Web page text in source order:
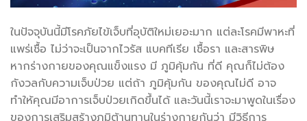
ในปัจจุบันนี้มีโรคภัยไข้เจ็บที่อุบัติใหม่เยอะมาก แต่ละโรคมีพาหะที่
แพร่เชื้อ ไม่ว่าจะเป็นจากไวรัส แบคทีเรีย เชื้อรา และสารพิษ
หากร่างกายของคุณแข็งแรง มี ภูมิคุ้มกัน ที่ดี คุณก็ไม่ต้อง
กังวลกับความเจ็บป่วย แต่ถ้า ภูมิคุ้มกัน ของคุณไม่ดี อาจ
ทำให้คุณมีอาการเจ็บป่วยเกิดขึ้นได้ และวันนี้เราจะมาพูดในเรื่อง
ของการเสริมสร้างภูมิต้านทานในร่างกายกันว่า มีวิธีการ